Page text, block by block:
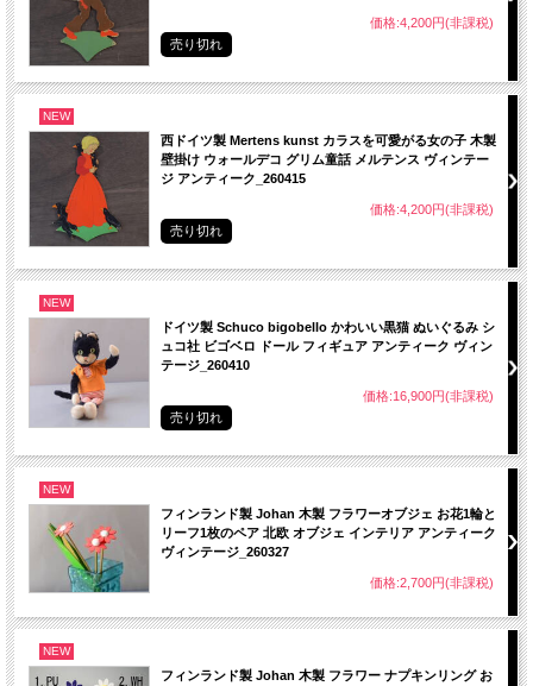
価格:4,200円(非課税)
売り切れ
NEW
西ドイツ製 Mertens kunst カラスを可愛がる女の子 木製
壁掛け ウォールデコ グリム童話 メルテンス ヴィンテー
ジ アンティーク_260415
価格:4,200円(非課税)
売り切れ
NEW
ドイツ製 Schuco bigobello かわいい黒猫 ぬいぐるみ シ
ュコ社 ビゴベロ ドール フィギュア アンティーク ヴィン
テージ_260410
価格:16,900円(非課税)
売り切れ
NEW
フィンランド製 Johan 木製 フラワーオブジェ お花1輪と
リーフ1枚のペア 北欧 オブジェ インテリア アンティーク
ヴィンテージ_260327
価格:2,700円(非課税)
NEW
フィンランド製 Johan 木製 フラワー ナプキンリング お